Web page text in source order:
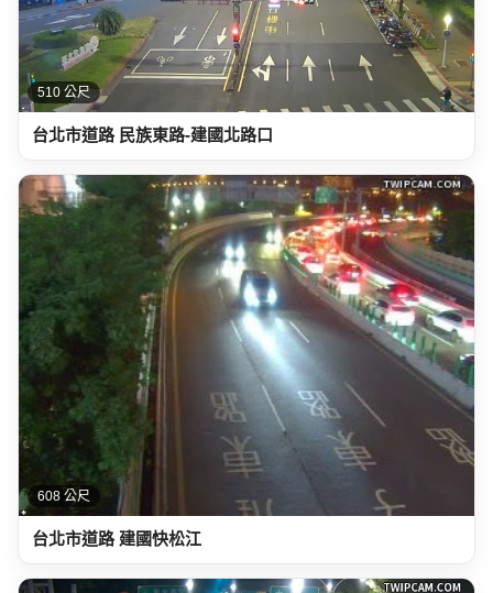
510 公尺
台北市道路 民族東路-建國北路口
608 公尺
台北市道路 建國快松江